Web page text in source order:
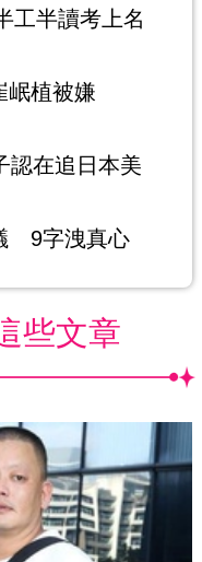
工半讀考上名
岷植被嫌
認在追日本美
9字洩真心
些文章